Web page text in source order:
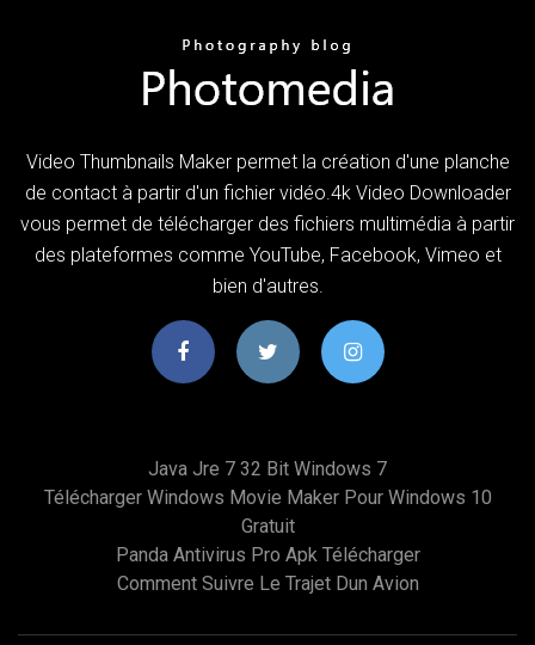
Video Thumbnails Maker permet la création d'une planche
de contact à partir d'un fichier vidéo.4k Video Downloader
vous permet de télécharger des fichiers multimédia à partir
des plateformes comme YouTube, Facebook, Vimeo et
bien d'autres.
Java Jre 7 32 Bit Windows 7
Télécharger Windows Movie Maker Pour Windows 10
Gratuit
Panda Antivirus Pro Apk Télécharger
Comment Suivre Le Trajet Dun Avion